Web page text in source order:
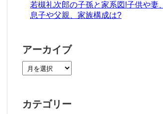
若槻礼次郎の子孫と家系図!子供や妻、
息子や父親、家族構成は?
アーカイブ
カテゴリー